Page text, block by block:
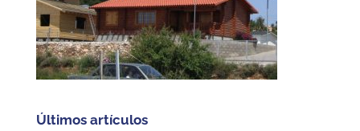
Últimos artículos